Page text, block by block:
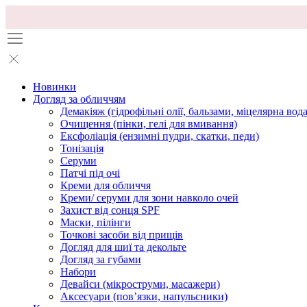
Новинки
Догляд за обличчям
Демакіяж (гідрофільні олії, бальзами, міцелярна
Очищення (пінки, гелі для вмивання)
Ексфоліація (ензимні пудри, скатки, педи)
Тонізація
Серуми
Патчі під очі
Креми для обличчя
Креми/ серуми для зони навколо очей
Захист від сонця SPF
Маски, пілінги
Точкові засоби від прищів
Догляд для шиї та декольте
Догляд за губами
Набори
Девайси (мікроструми, масажери)
Аксесуари (повʼязки, напульсники)